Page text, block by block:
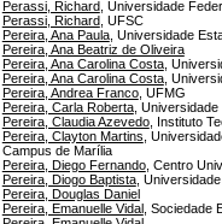
Perassi, Richard , Universidade
Perassi, Richard , UFSC
Pereira, Ana Paula, Universidade
Pereira, Ana Beatriz de Oliveira
Pereira, Ana Carolina Costa,
Pereira, Ana Carolina Costa,
Pereira, Andrea Franco, UFMG
Pereira, Carla Roberta, Universidade
Pereira, Claudia Azevedo, Instituto
Pereira, Clayton Martins ,
Campus de Marília
Pereira, Diego Fernando, Centro
Pereira, Diogo Baptista,
Pereira, Douglas Daniel
Pereira, Emanuelle Vidal
, Sociedade